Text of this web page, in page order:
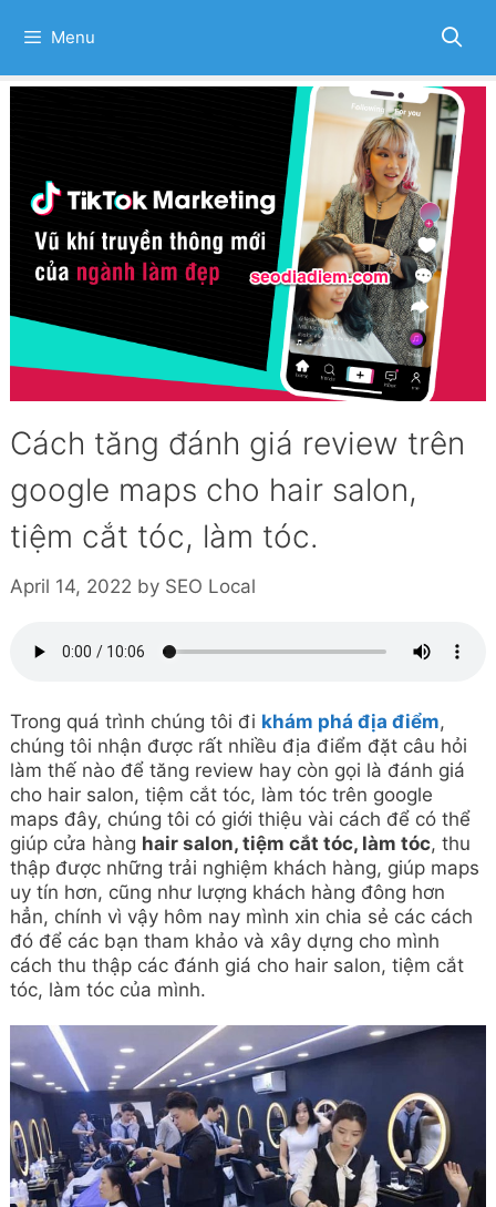
Menu
Cách tăng đánh giá review trên
google maps cho hair salon,
tiệm cắt tóc, làm tóc.
April 14, 2022 by SEO Local
Trong quá trình chúng tôi đi khám phá địa điểm,
chúng tôi nhận được rất nhiều địa điểm đặt câu hỏi
làm thế nào để tăng review hay còn gọi là đánh giá
cho hair salon, tiệm cắt tóc, làm tóc trên google
maps đây, chúng tôi có giới thiệu vài cách để có thể
giúp cửa hàng hair salon, tiệm cắt tóc, làm tóc, thu
thập được những trải nghiệm khách hàng, giúp maps
uy tín hơn, cũng như lượng khách hàng đông hơn
hẳn, chính vì vậy hôm nay mình xin chia sẻ các cách
đó để các bạn tham khảo và xây dựng cho mình
cách thu thập các đánh giá cho hair salon, tiệm cắt
tóc, làm tóc của mình.